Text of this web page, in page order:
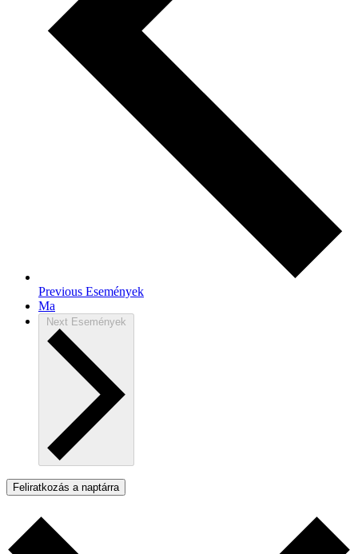
Previous Események
Ma
Next Események
Feliratkozás a naptárra